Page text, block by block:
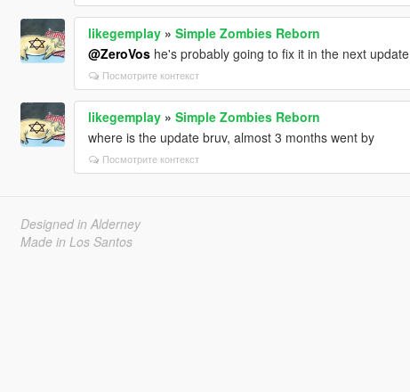
likegemplay» Simple Zombies Reborn
@ZeroVoshe's probably going to fix it in the next update
Посмотрите контекст
likegemplay» Simple Zombies Reborn
where is the update bruv, almost 3 months went by
Посмотрите контекст
Designed in Alderney
Made in Los Santos